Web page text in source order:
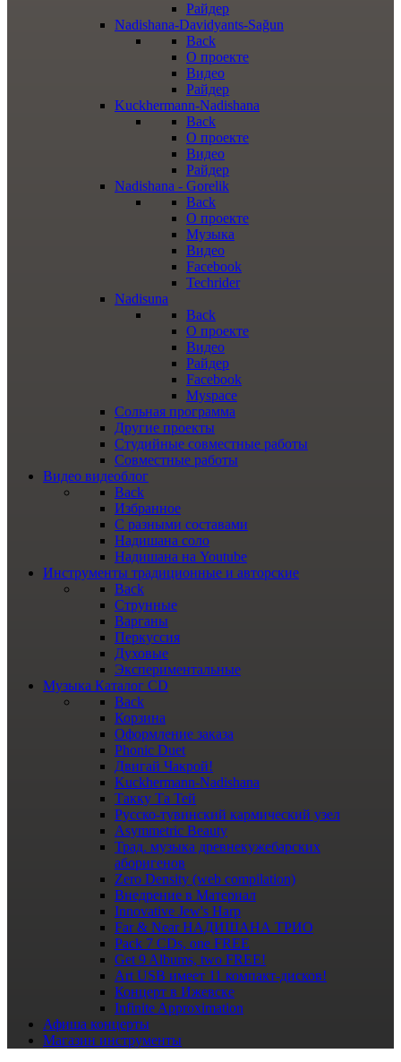
Райдер
Nadishana-Davidyants-Sağun
Back
О проекте
Видео
Райдер
Kuckhermann-Nadishana
Back
О проекте
Видео
Райдер
Nadishana - Gorelik
Back
О проекте
Музыка
Видео
Facebook
Techrider
Nadisuna
Back
О проекте
Видео
Райдер
Facebook
Myspace
Сольная программа
Другие проекты
Студийные совместные работы
Совместные работы
Видео видеоблог
Back
Избранное
С разными составами
Надишана соло
Надишана на Youtube
Инструменты традиционные и авторские
Back
Струнные
Варганы
Перкуссия
Духовые
Экспериментальные
Музыка Каталог CD
Back
Корзина
Оформление заказа
Phonic Duet
Двигай Чакрой!
Kuckhermann-Nadishana
Такку Та Тей
Русско-тувинский кармический узел
Asymmetric Beauty
Трад. музыка древнекужебарских
аборигенов
Zero Density (web compilation)
Внедрение в Материал
Innovative Jew's Harp
Far & Near НАДИШАНА ТРИО
Pack 7 CDs, one FREE
Get 9 Albums, two FREE!
Art USB имеет 11 компакт-дисков!
Концерт в Ижевске
Infinite Approximation
Афиша концерты
Магазин инструменты